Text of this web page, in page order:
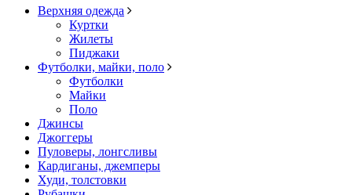
Верхняя одежда
Куртки
Жилеты
Пиджаки
Футболки, майки, поло
Футболки
Майки
Поло
Джинсы
Джоггеры
Пуловеры, лонгсливы
Кардиганы, джемперы
Худи, толстовки